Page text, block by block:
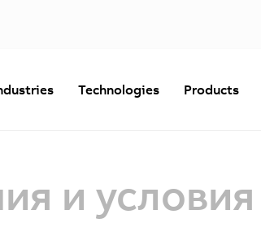
Technologies Products
и